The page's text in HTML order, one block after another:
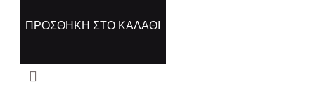
ΠΡΟΣΘΉΚΗ ΣΤΟ ΚΑΛΆΘΙ